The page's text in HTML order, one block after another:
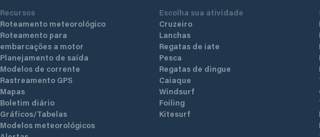
Recursos
Roteamento meteorológico
Roteamento para
embarcações a motor
Planejamento de saída
Modelos de corrente
Rastreamento GPS
Mapas
Boletim diário
Gráficos/Tabelas
Modelos meteorológicos
Escolha sua atividade
Cruzeiro
Lanchas
Regatas de iate
Pesca
Regatas de dingue
Caiaque
Windsurf
Foiling
Kitesurf